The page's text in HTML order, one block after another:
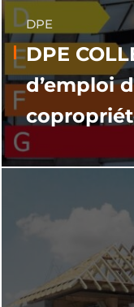
DPE
DPE
d’emploi